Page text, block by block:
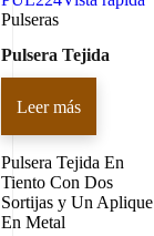
Pulseras
Pulsera Tejida
Leer más
Pulsera Tejida En
Tiento Con Dos
Sortijas y Un Aplique
En Metal